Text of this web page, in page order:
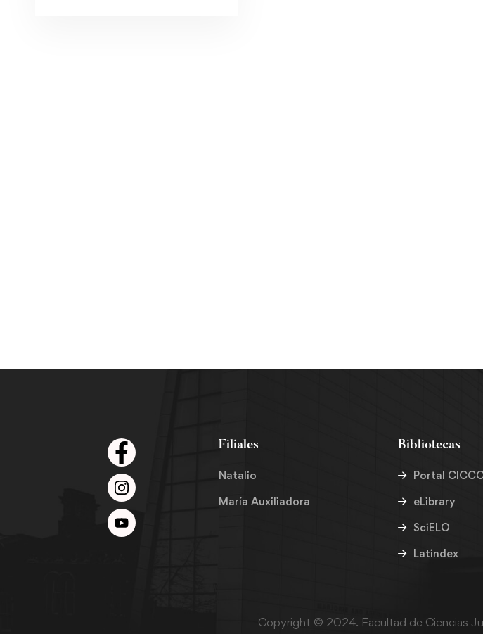
Filiales
Natalio
María Auxiliadora
Bibliotecas
Portal
eLibrary
SciELO
Latindex
Copyright © 2024. Facultad de Ciencias